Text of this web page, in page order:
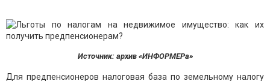
Источник: архив «ИНФОРМЕРа»
Для предпенсионеров налоговая база по земельному налогу